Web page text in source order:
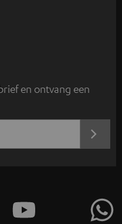
en ontvang een